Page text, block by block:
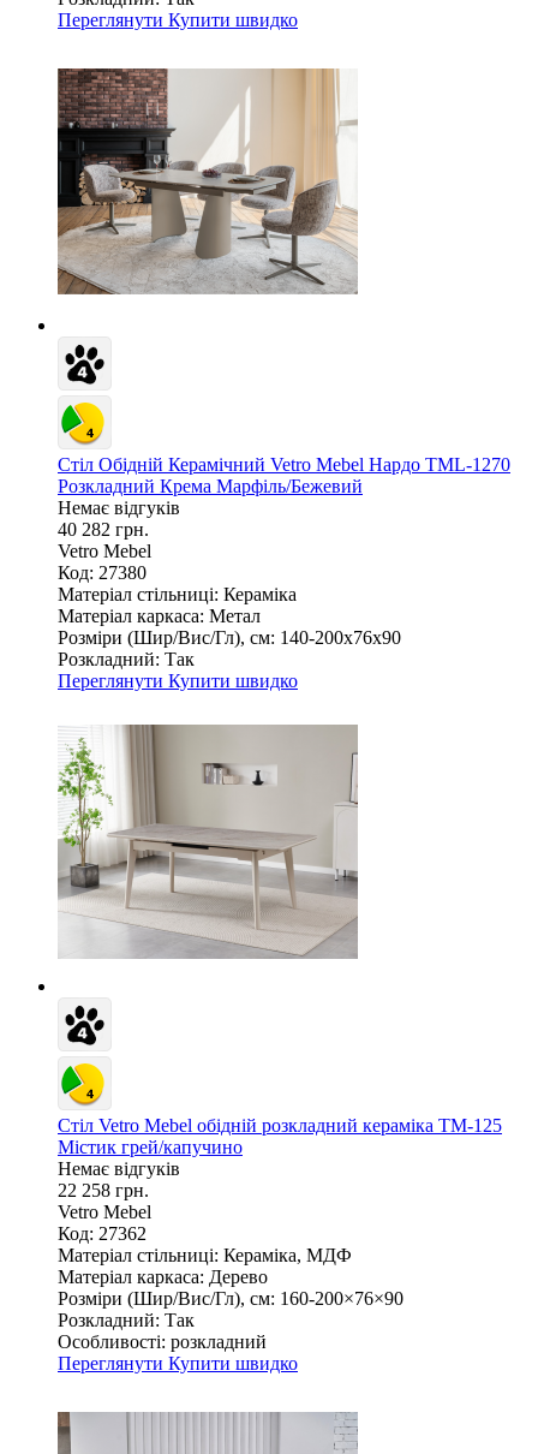
Переглянути Купити швидко
Стіл Обідній Керамічний Vetro Mebel Нардо TML-1270
Розкладний Крема Марфіль/Бежевий
Немає відгуків
40 282 грн.
Vetro Mebel
Код: 27380
Матеріал стільниці: Кераміка
Матеріал каркаса: Метал
Розміри (Шир/Вис/Гл), см: 140-200х76х90
Розкладний: Так
Переглянути Купити швидко
Стіл Vetro Mebel обідній розкладний кераміка ТМ-125
Містик грей/капучино
Немає відгуків
22 258 грн.
Vetro Mebel
Код: 27362
Матеріал стільниці: Кераміка, МДФ
Матеріал каркаса: Дерево
Розміри (Шир/Вис/Гл), см: 160-200×76×90
Розкладний: Так
Особливості: розкладний
Переглянути Купити швидко